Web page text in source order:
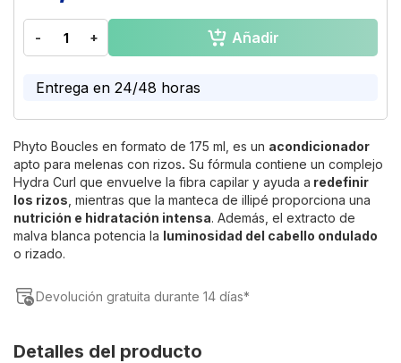
beginning
the
gallery
- + Añadir
Entrega en 24/48 horas
Phyto Boucles en formato de 175 ml, es un acondicionador
apto para melenas con rizos. Su fórmula contiene un complejo
Hydra Curl que envuelve la fibra capilar y ayuda a redefinir
los rizos , mientras que la manteca de illipé proporciona una
nutrición e hidratación intensa. Además, el extracto de
malva blanca potencia la luminosidad del cabello ondulado
o rizado.
Devolución gratuita durante 14 días*
Detalles del producto